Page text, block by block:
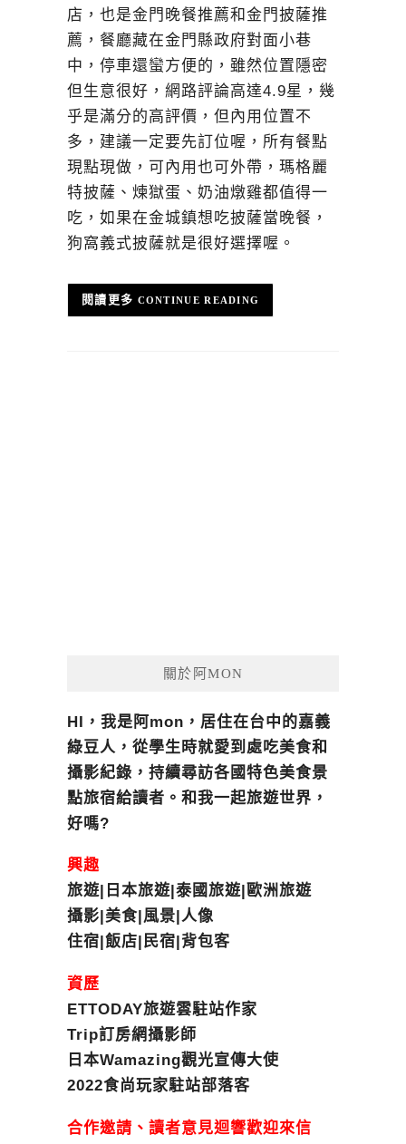
店，也是金門晚餐推薦和金門披薩推
薦，餐廳藏在金門縣政府對面小巷
中，停車還蠻方便的，雖然位置隱密
但生意很好，網路評論高達4.9星，幾
乎是滿分的高評價，但內用位置不
多，建議一定要先訂位喔，所有餐點
現點現做，可內用也可外帶，瑪格麗
特披薩、煉獄蛋、奶油燉雞都值得一
吃，如果在金城鎮想吃披薩當晚餐，
狗窩義式披薩就是很好選擇喔。
CONTINUE READING
關於阿MON
HI，我是阿mon，居住在台中的嘉義
綠豆人，從學生時就愛到處吃美食和
攝影紀錄，持續尋訪各國特色美食景
點旅宿給讀者。和我一起旅遊世界，
好嗎?
興趣
旅遊|日本旅遊|泰國旅遊|歐洲旅遊
攝影|美食|風景|人像
住宿|飯店|民宿|背包客
資歷
ETTODAY旅遊雲駐站作家
Trip訂房網攝影師
日本Wamazing觀光宣傳大使
2022食尚玩家駐站部落客
合作邀請、讀者意見迴響歡迎來信